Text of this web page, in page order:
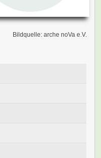
Bildquelle: arche noVa e.V.